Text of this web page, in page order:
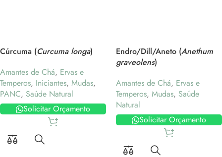
Cúrcuma (Curcuma longa)
Amantes de Chá, Ervas e
Temperos, Iniciantes, Mudas,
PANC, Saúde Natural
Solicitar Orçamento
Endro/Dill/Aneto (Anethum
graveolens)
Amantes de Chá, Ervas e
Temperos, Mudas, Saúde
Natural
Solicitar Orçamento